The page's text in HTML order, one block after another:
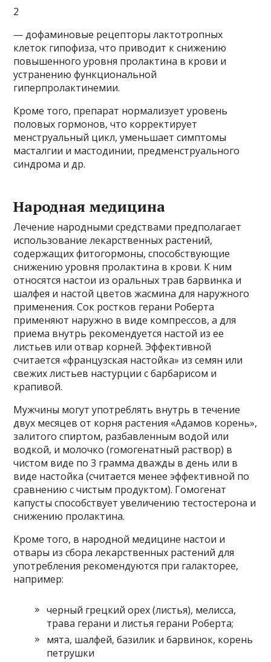
2
— дофаминовые рецепторы лактотропных
клеток гипофиза, что приводит к снижению
повышенного уровня пролактина в крови и
устранению функциональной
гиперпролактинемии.
Кроме того, препарат нормализует уровень
половых гормонов, что корректирует
менструальный цикл, уменьшает симптомы
масталгии и мастодинии, предменструального
синдрома и др.
Народная медицина
Лечение народными средствами предполагает
использование лекарственных растений,
содержащих фитогормоны, способствующие
снижению уровня пролактина в крови. К ним
относятся настои из оральных трав барвинка и
шалфея и настой цветов жасмина для наружного
применения. Сок ростков герани Роберта
применяют наружно в виде компрессов, а для
приема внутрь рекомендуется настой из ее
листьев или отвар корней. Эффективной
считается «французская настойка» из семян или
свежих листьев настурции с барбарисом и
крапивой.
Мужчины могут употреблять внутрь в течение
двух месяцев от корня растения «Адамов корень»,
залитого спиртом, разбавленным водой или
водкой, и молочко (гомогенатный раствор) в
чистом виде по 3 грамма дважды в день или в
виде настойка (считается менее эффективной по
сравнению с чистым продуктом). Гомогенат
капусты способствует увеличению тестостерона и
снижению пролактина.
Кроме того, в народной медицине настои и
отвары из сбора лекарственных растений для
употребления рекомендуются при галакторее,
например:
черный грецкий орех (листья), мелисса,
трава герани и листья герани Роберта;
мята, шалфей, базилик и барвинок, корень
петрушки